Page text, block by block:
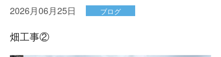
スタッフブログ
2026月06月25日 ブログ
畑工事②